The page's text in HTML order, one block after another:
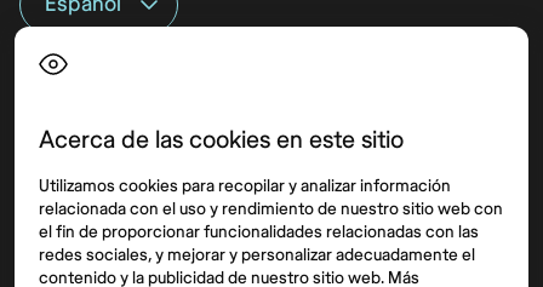
Acerca de las cookies en este sitio
Utilizamos cookies para recopilar y analizar información
relacionada con el uso y rendimiento de nuestro sitio web con
el fin de proporcionar funcionalidades relacionadas con las
redes sociales, y mejorar y personalizar adecuadamente el
contenido y la publicidad de nuestro sitio web. Más
Top destinos
México
España
Destinos
Síguenos